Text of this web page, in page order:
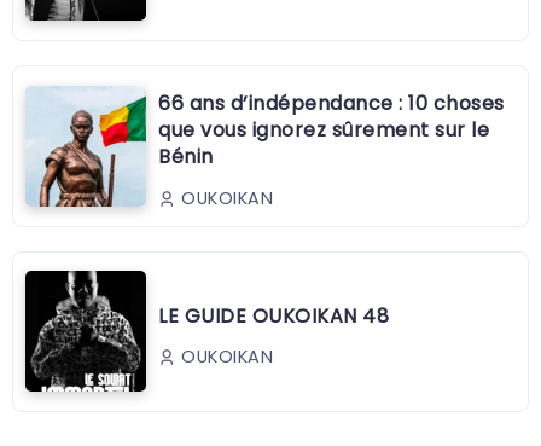
66 ans d’indépendance : 10 choses
que vous ignorez sûrement sur le
Bénin
OUKOIKAN
LE GUIDE OUKOIKAN 48
OUKOIKAN